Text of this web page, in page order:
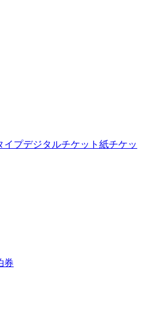
イプデジタルチケット 紙チケッ
券